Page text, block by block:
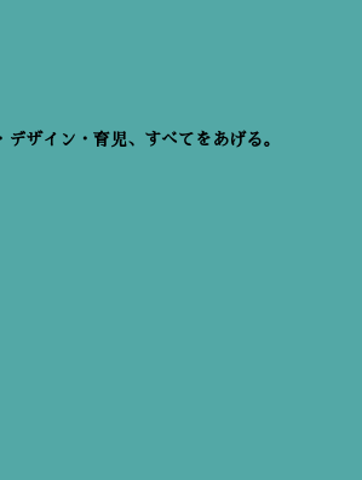
ザイン・育児、すべてをあげる。